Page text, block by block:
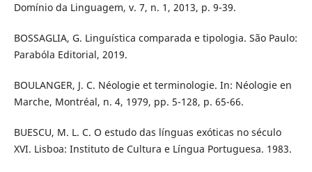
Domínio da Linguagem, v. 7, n. 1, 2013, p. 9-39.
BOSSAGLIA, G. Linguística comparada e tipologia. São Paulo:
Parabóla Editorial, 2019.
BOULANGER, J. C. Néologie et terminologie. In: Néologie en
Marche, Montréal, n. 4, 1979, pp. 5-128, p. 65-66.
BUESCU, M. L. C. O estudo das línguas exóticas no século
XVI. Lisboa: Instituto de Cultura e Língua Portuguesa. 1983.